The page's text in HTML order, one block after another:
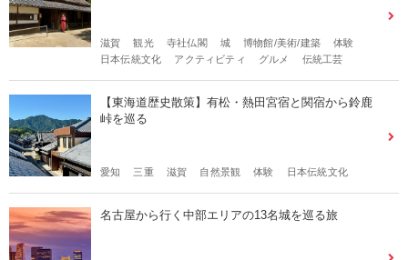
滋賀 観光 寺社仏閣 城 博物館/美術/建築
体験
日本伝統文化
アクティビティ グルメ 伝統工芸
【東海道歴史散策】有松・熱田宮宿と関宿から鈴鹿
峠を巡る
愛知 三重 滋賀 自然景観 体験 日本伝統文化
名古屋から行く中部エリアの13名城を巡る旅